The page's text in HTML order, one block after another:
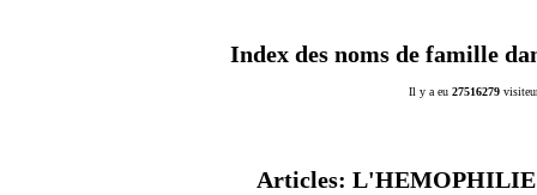
Index des noms de famille
Il y a eu 27516279
Articles: L'HEMOPHILIE